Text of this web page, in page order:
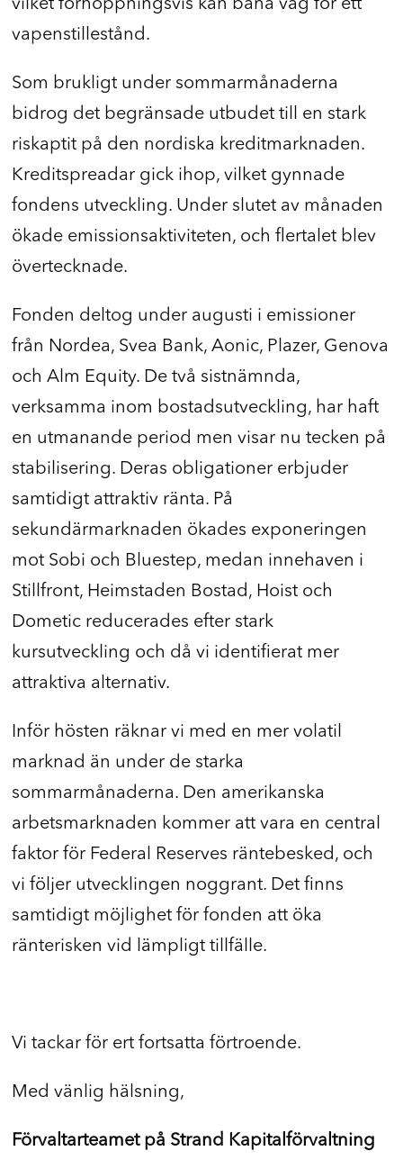
vilket förhoppningsvis kan bana väg för ett
vapenstillestånd.
Som brukligt under sommarmånaderna
bidrog det begränsade utbudet till en stark
riskaptit på den nordiska kreditmarknaden.
Kreditspreadar gick ihop, vilket gynnade
fondens utveckling. Under slutet av månaden
ökade emissionsaktiviteten, och flertalet blev
övertecknade.
Fonden deltog under augusti i emissioner
från Nordea, Svea Bank, Aonic, Plazer, Genova
och Alm Equity. De två sistnämnda,
verksamma inom bostadsutveckling, har haft
en utmanande period men visar nu tecken på
stabilisering. Deras obligationer erbjuder
samtidigt attraktiv ränta. På
sekundärmarknaden ökades exponeringen
mot Sobi och Bluestep, medan innehaven i
Stillfront, Heimstaden Bostad, Hoist och
Dometic reducerades efter stark
kursutveckling och då vi identifierat mer
attraktiva alternativ.
Inför hösten räknar vi med en mer volatil
marknad än under de starka
sommarmånaderna. Den amerikanska
arbetsmarknaden kommer att vara en central
faktor för Federal Reserves räntebesked, och
vi följer utvecklingen noggrant. Det finns
samtidigt möjlighet för fonden att öka
ränterisken vid lämpligt tillfälle.
Vi tackar för ert fortsatta förtroende.
Med vänlig hälsning,
Förvaltarteamet på Strand Kapitalförvaltning